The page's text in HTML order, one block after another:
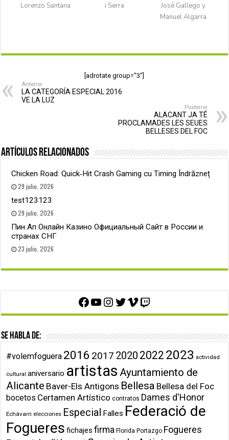
Lorenzo Santana
i Serra
José Gallego y
Manuel Algarra
[adrotate group="3"]
Anterior
LA CATEGORÍA ESPECIAL 2016
VE LA LUZ
Posterior
ALACANT JA TÉ
PROCLAMADES LES SEUES
BELLESES DEL FOC
Artículos relacionados
Chicken Road: Quick‑Hit Crash Gaming cu Timing Îndrăzneț
29 julio, 2026
test123123
29 julio, 2026
Пин Ап Онлайн Казино Официальный Сайт в России и
странах СНГ
23 julio, 2026
Facebook
YouTube
Instagram
Twitter
Vimeo
Twitch
Se habla de:
#volemfoguera 2016 2017 2020 2022 2023 actividad
cultural aniversario artistas Ayuntamiento de
Alicante Baver-Els Antigons Bellesa Bellesa del Foc
bocetos Certamen Artístico contratos Dames d'Honor
Echávarri elecciones Especial Falles Federació de
Fogueres fichajes firma Florida Portazgo Fogueres